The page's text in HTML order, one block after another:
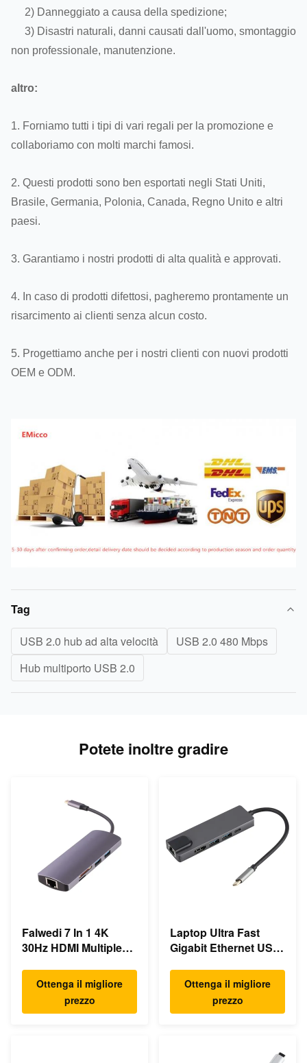
2) Danneggiato a causa della spedizione;
3) Disastri naturali, danni causati dall'uomo, smontaggio
non professionale, manutenzione.
altro:
1. Forniamo tutti i tipi di vari regali per la promozione e
collaboriamo con molti marchi famosi.
2. Questi prodotti sono ben esportati negli Stati Uniti,
Brasile, Germania, Polonia, Canada, Regno Unito e altri
paesi.
3. Garantiamo i nostri prodotti di alta qualità e approvati.
4. In caso di prodotti difettosi, pagheremo prontamente un
risarcimento ai clienti senza alcun costo.
5. Progettiamo anche per i nostri clienti con nuovi prodotti
OEM e ODM.
Tag
USB 2.0 hub ad alta velocità
USB 2.0 480 Mbps
Hub multiporto USB 2.0
Potete inoltre gradire
Falwedi 7 In 1 4K
30Hz HDMI Multiple
Ottenga il migliore
prezzo
Laptop Ultra Fast
Gigabit Ethernet USB
Ottenga il migliore
prezzo